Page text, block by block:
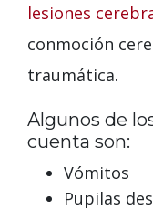
lesiones
conmoción
traumática.
Algunos de
cuenta son:
Vómitos
Pupilas